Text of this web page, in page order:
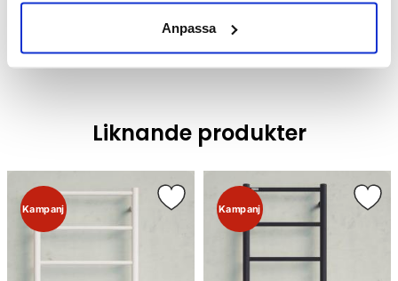
Anpassa
Liknande produkter
Kampanj Kampanj